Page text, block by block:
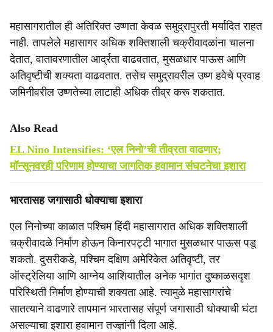
महासागरातील ही अतिरिक्त उष्णता केवळ समुद्रापुरती मर्यादित राहत
नाही. तापलेले महासागर अधिक शक्तिशाली चक्रीवादळांना चालना
देतात, वातावरणातील आर्द्रता वाढवतात, मुसळधार पाऊस आणि
अतिवृष्टीची शक्यता वाढवतात. तसेच समुद्रावरील उष्ण हवेचे प्रवाह
जमिनीवरील उष्णतेच्या लाटाही अधिक तीव्र करू शकतात.
Also Read
EL Nino Intensifies: ‘एल निनो’ची तीव्रता वाढणार;
मॉन्सूनवरही परिणाम होण्याचा जागतिक हवामान संघटनेचा इशारा
भारतासह जगासाठी धोक्याचा इशारा
एल निनोच्या काळात पश्चिम हिंदी महासागरात अधिक शक्तिशाली
चक्रीवादळे निर्माण होऊन किनारपट्टी भागात मुसळधार पाऊस पडू
शकतो. दुसरीकडे, पश्चिम दक्षिण अमेरिकेत अतिवृष्टी, तर
ऑस्ट्रेलिया आणि आग्नेय आशियातील अनेक भागांत दुष्काळसदृश
परिस्थिती निर्माण होण्याची शक्यता आहे. त्यामुळे महासागरांचे
सातत्याने वाढणारे तापमान भारतासह संपूर्ण जगासाठी धोक्याची घंटा
असल्याचा इशारा हवामान तज्ज्ञांनी दिला आहे.